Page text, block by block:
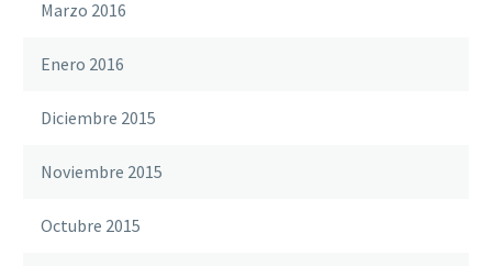
Marzo 2016
Enero 2016
Diciembre 2015
Noviembre 2015
Octubre 2015